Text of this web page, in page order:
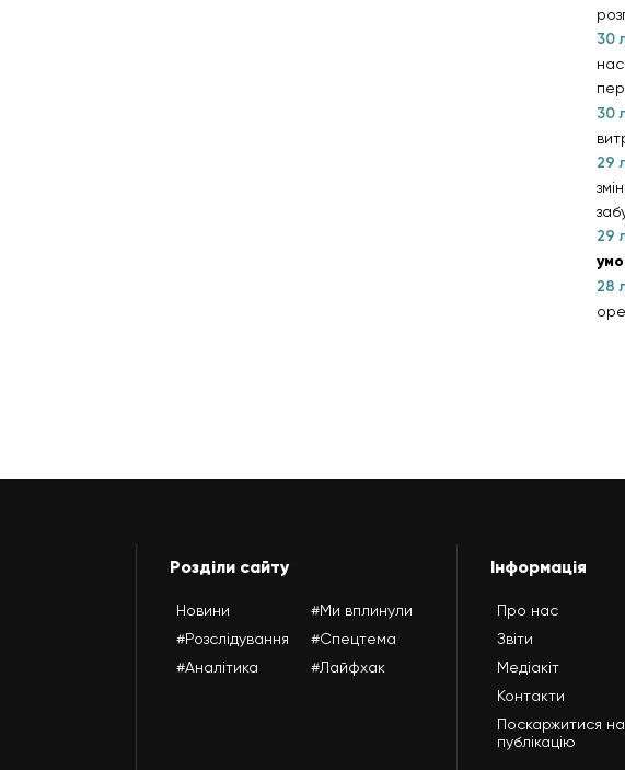
30
30
29
29
28
Розділи сайту
Новини
#Розслідування
#Аналітика
#Ми вплинули
#Спецтема
#Лайфхак
Інформація
Про нас
Звіти
Медіакіт
Контакти
Поскаржитися на
публікацію